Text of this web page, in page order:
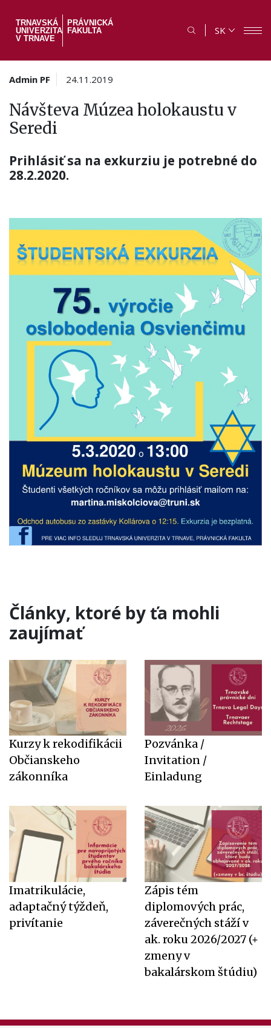
hlavný
TRNAVSKÁ
UNIVERZITA
V TRNAVE
PRÁVNICKÁ
FAKULTA
SK
Admin PF 24.11.2019
Návšteva Múzea holokaustu v
Seredi
Prihlásiť sa na exkurziu je potrebné do
28.2.2020.
Články, ktoré by ťa mohli
zaujímať
Kurzy k rekodifikácii
Občianskeho
zákonníka
Pozvánka /
Invitation /
Einladung
Imatrikulácie,
adaptačný týždeň,
privítanie
Zápis tém
diplomových prác,
záverečných stáží v
ak. roku 2026/2027 (+
zmeny v
bakalárskom štúdiu)